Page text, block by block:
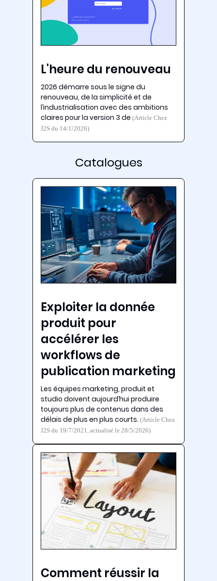
L'heure du renouveau
2026 démarre sous le signe du
renouveau, de la simplicité et de
l’industrialisation avec des ambitions
claires pour la version 3 de(Article Chez
J2S du 14/1/2026)
Catalogues
Exploiter la donnée
produit pour
accélérer les
workflows de
publication marketing
Les équipes marketing, produit et
studio doivent aujourd’hui produire
toujours plus de contenus dans des
délais de plus en plus courts.(Article Chez
J2S du 19/7/2021, actualisé le 28/5/2026)
Comment réussir la